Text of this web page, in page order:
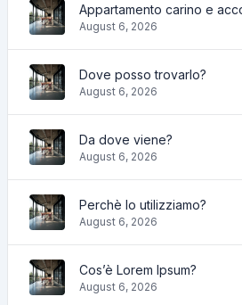
Appartamento carino e
August 6, 2026
Dove posso trovarlo?
August 6, 2026
Da dove viene?
August 6, 2026
Perchè lo utilizziamo?
August 6, 2026
Cos’è Lorem Ipsum?
August 6, 2026